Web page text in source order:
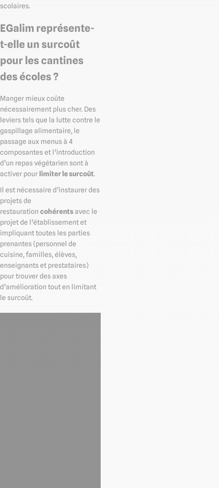
scolaires.
EGalim représente-
t-elle un surcoût
pour les cantines
des écoles ?
Manger mieux coûte
nécessairement plus cher. Des
leviers tels que la lutte contre le
gaspillage alimentaire, le
passage aux menus à 4
composantes et l’introduction
d’un repas végétarien sont à
activer pour limiter le surcoût.
Il est nécessaire d’instaurer des
projets de
restauration cohérentsavec le
projet de l’établissement et
impliquant toutes les parties
prenantes (personnel de
cuisine, familles, élèves,
enseignants et prestataires)
pour trouver des axes
d’amélioration tout en limitant
le surcoût.